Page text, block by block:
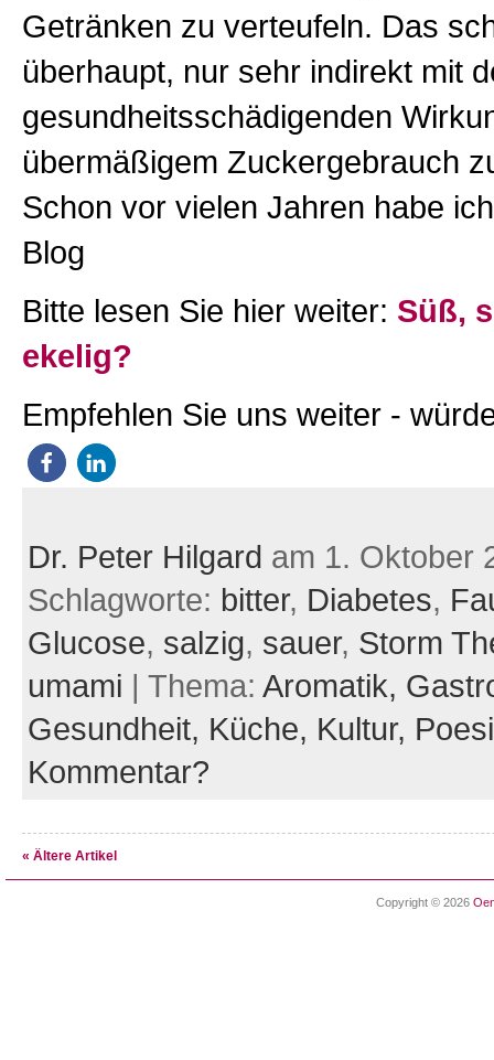
Getränken zu verteufeln. Das
überhaupt, nur sehr indirekt mit
gesundheitsschädigenden
übermäßigem Zuckergebrauch
Schon vor vielen Jahren habe
Blog
Bitte lesen Sie hier weiter: Süß,
ekelig?
Empfehlen Sie uns weiter -
Dr. Peter Hilgard am 1. Oktober
Schlagworte: bitter, Diabetes,
Glucose, salzig, sauer, Storm
umami | Thema: Aromatik,
Gesundheit, Küche, Kultur,
Kommentar?
« Ältere Artikel
Copyright © 2026